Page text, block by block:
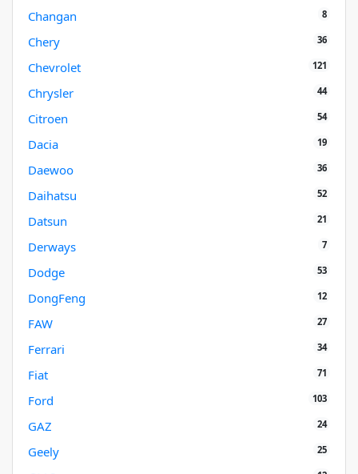
Changan 8
Chery 36
Chevrolet 121
Chrysler 44
Citroen 54
Dacia 19
Daewoo 36
Daihatsu 52
Datsun 21
Derways 7
Dodge 53
DongFeng 12
FAW 27
Ferrari 34
Fiat 71
Ford 103
GAZ 24
Geely 25